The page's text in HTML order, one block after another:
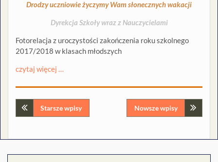
Drodzy uczniowie życzymy Wam słonecznych wakacji
Dyrekcja Szkoły wraz z Nauczycielami
Fotorelacja z uroczystości zakończenia roku szkolnego
2017/2018 w klasach młodszych
czytaj więcej …
Nawigacja
wpisach
Starsze wpisy Nowsze wpisy